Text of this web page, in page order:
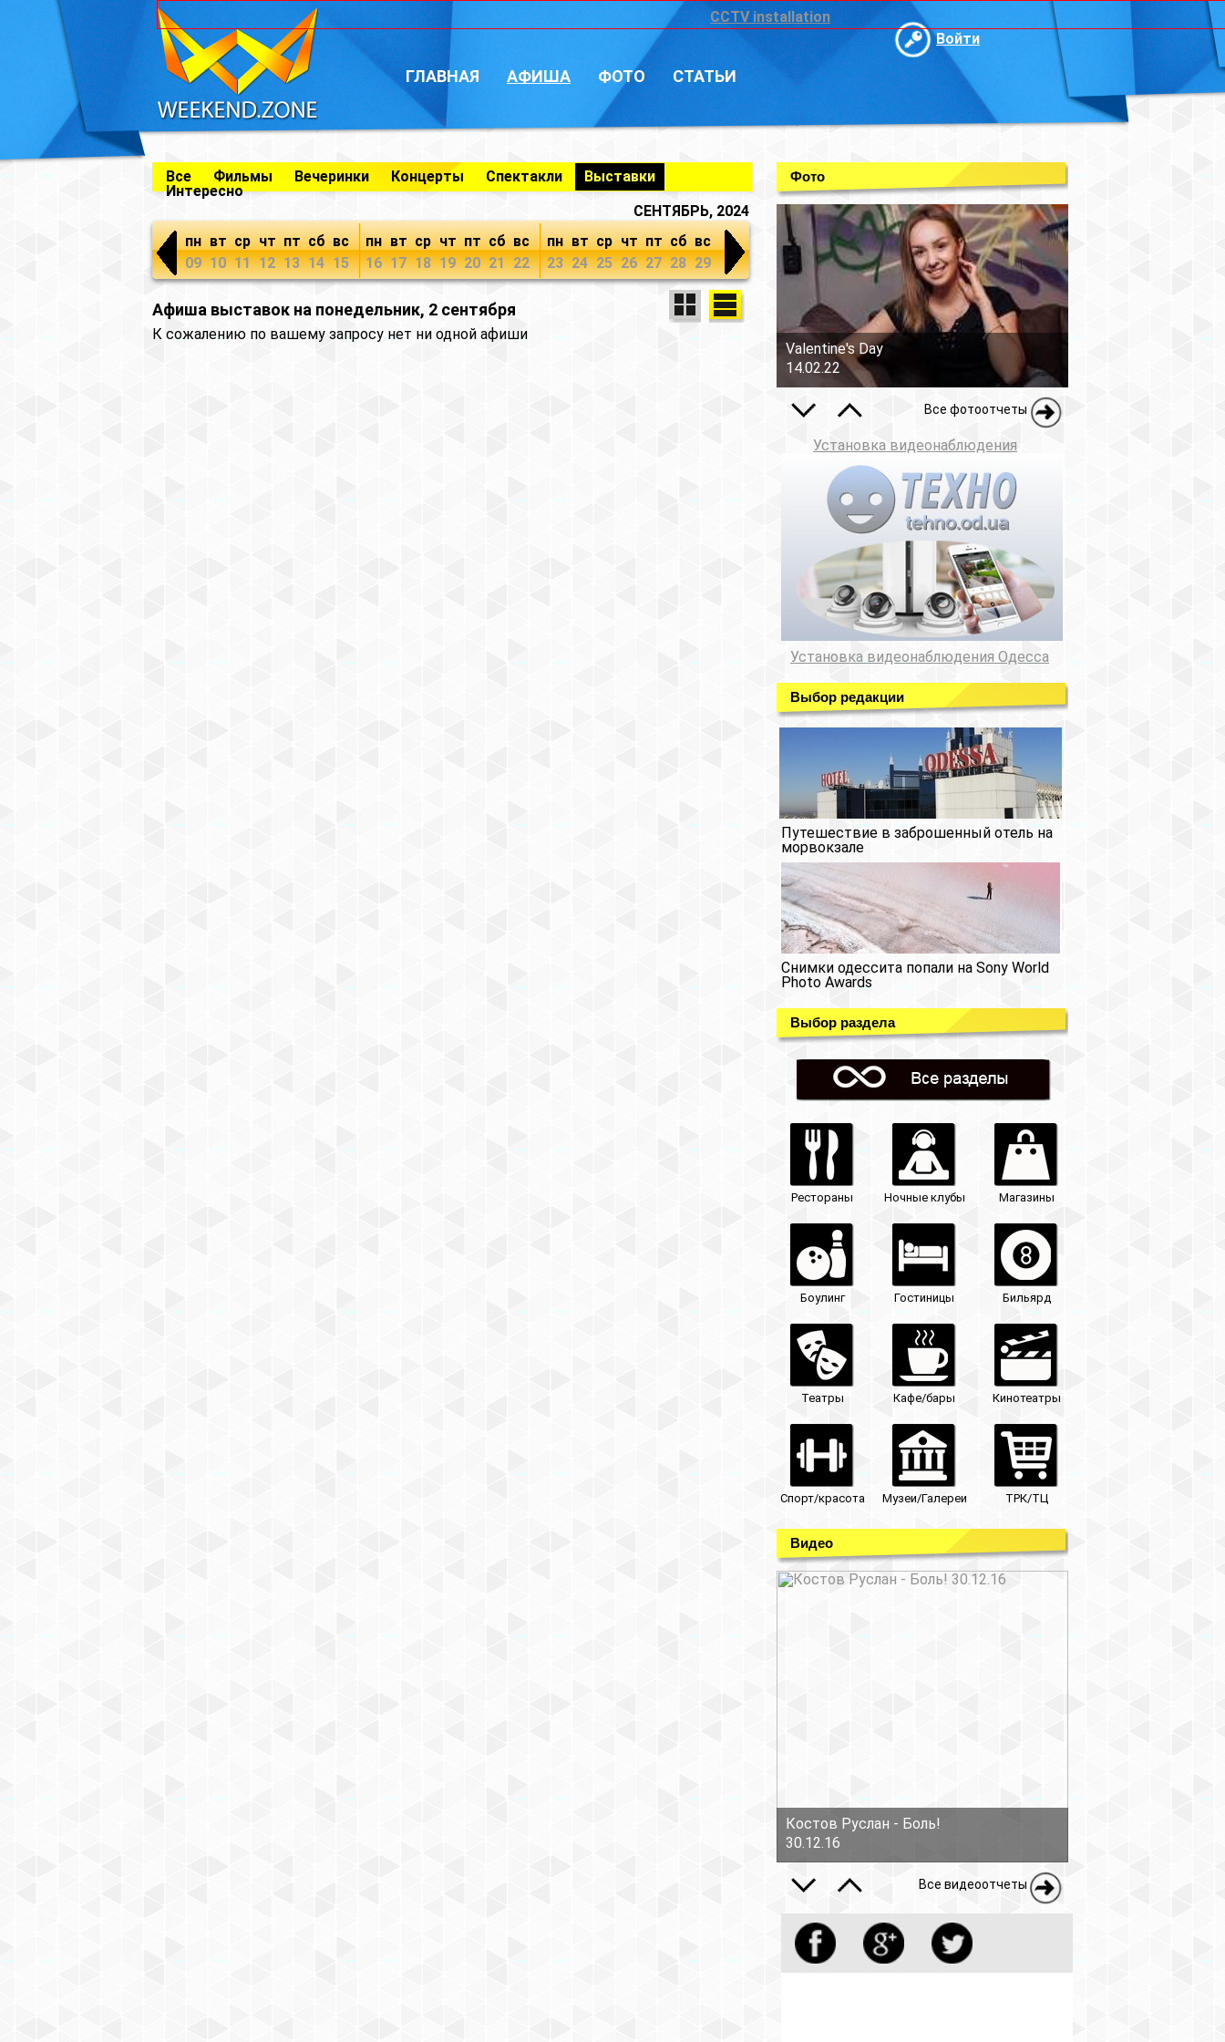
CCTV installation
Войти
ГЛАВНАЯ АФИША ФОТО СТАТЬИ
Все Фильмы Вечеринки Концерты Спектакли
Выставки
Интересно
СЕНТЯБРЬ, 2024
пн
09
вт
10
ср
11
чт
12
пт
13
сб
14
вс
15
пн
16
вт
17
ср
18
чт
19
пт
20
сб
21
вс
22
пн
23
вт
24
ср
25
чт
26
пт
27
сб
28
вс
29
Афиша выставок на понедельник, 2 сентября
К сожалению по вашему запросу нет ни одной афиши
Фото
Valentine's Day
14.02.22
Все фотоотчеты
Установка видеонаблюдения
Установка видеонаблюдения Одесса
Выбор редакции
Путешествие в заброшенный отель на
морвокзале
Снимки одессита попали на Sony World
Photo Awards
Выбор раздела
Рестораны Ночные клубы Магазины
Боулинг Гостиницы Бильярд
Театры Кафе/бары Кинотеатры
Спорт/красота Музеи/Галереи ТРК/ТЦ
Видео
Костов Руслан - Боль!
30.12.16
Все видеоотчеты